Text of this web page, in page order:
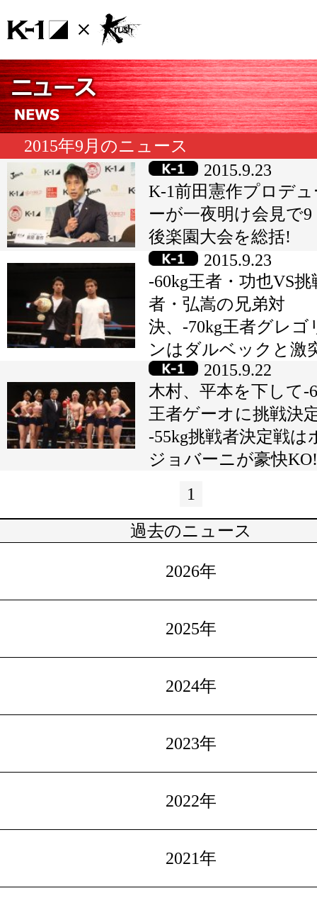
2015年9月のニュース
2015.9.23
K-1前田憲作プロデ
ーが一夜明け会見で9
後楽園大会を総括!
2015.9.23
-60kg王者・功也VS挑
者・弘嵩の兄弟対
決、-70kg王者グレゴ
ンはダルベックと激
2015.9.22
木村、平本を下して-
王者ゲーオに挑戦決
-55kg挑戦者決定戦は
ジョバーニが豪快KO!
1
過去のニュース
2026年
2025年
2024年
2023年
2022年
2021年